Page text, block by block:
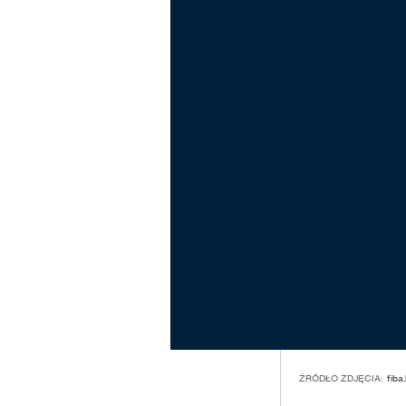
ŹRÓDŁO ZDJĘCIA: